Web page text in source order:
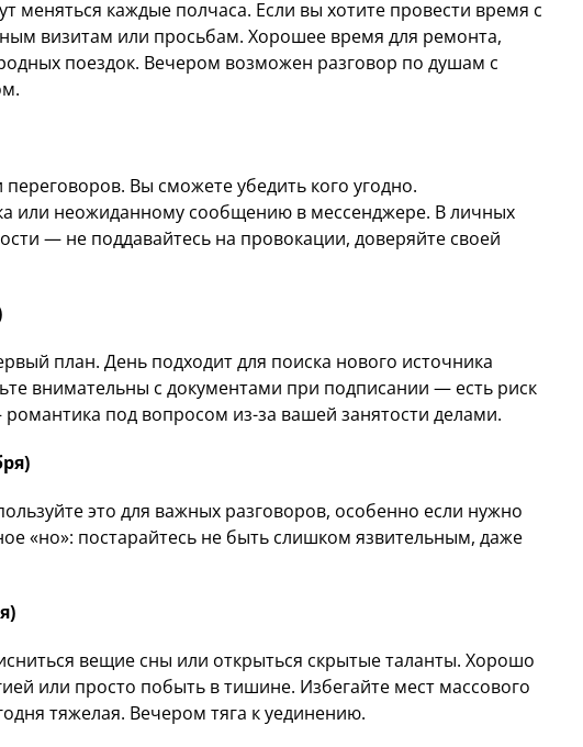
меняться каждые полчаса. Если вы хотите провести время с
визитам или просьбам. Хорошее время для ремонта,
поездок. Вечером возможен разговор по душам с
Вы сможете убедить кого угодно.
или неожиданному сообщению в мессенджере. В личных
— не поддавайтесь на провокации, доверяйте своей
план. День подходит для поиска нового источника
внимательны с документами при подписании — есть риск
под вопросом из-за вашей занятости делами.
это для важных разговоров, особенно если нужно
«но»: постарайтесь не быть слишком язвительным, даже
вещие сны или открыться скрытые таланты. Хорошо
или просто побыть в тишине. Избегайте мест массового
тяжелая. Вечером тяга к уединению.